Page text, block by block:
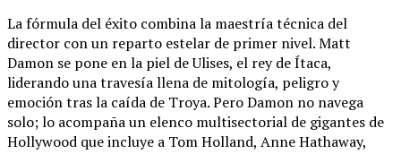
La fórmula del éxito combina la maestría técnica del
director con un reparto estelar de primer nivel. Matt
Damon se pone en la piel de Ulises, el rey de Ítaca,
liderando una travesía llena de mitología, peligro y
emoción tras la caída de Troya. Pero Damon no navega
solo; lo acompaña un elenco multisectorial de gigantes de
Hollywood que incluye a Tom Holland, Anne Hathaway,